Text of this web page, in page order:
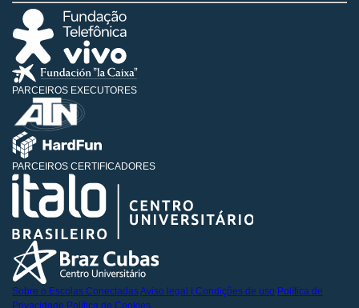
PARCEIROS EXECUTORES
PARCEIROS CERTIFICADORES
Sobre o Escolas ConectadasAviso legal | Condições de uso Política de
Privacidade Política de Cookies